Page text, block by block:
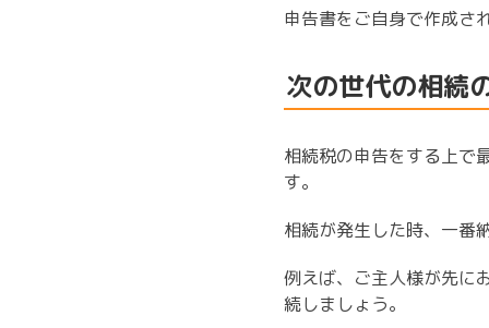
申告書をご自身で作成さ
次の世代の相続
相続税の申告をする上で
す。
相続が発生した時、一番
例えば、ご主人様が先に
続しましょう。